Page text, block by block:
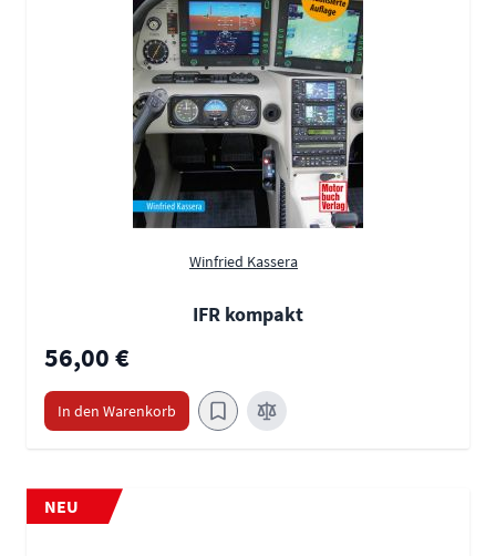
Winfried Kassera
IFR kompakt
56,00 €
In den Warenkorb
NEU